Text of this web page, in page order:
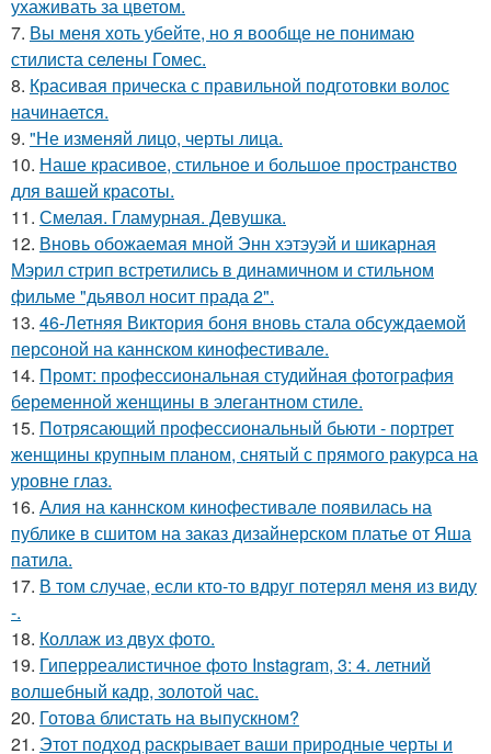
ухаживать за цветом.
7. Вы меня хоть убейте, но я вообще не понимаю
стилиста селены Гомес.
8. Красивая прическа с правильной подготовки волос
начинается.
9. "Не изменяй лицо, черты лица.
10. Наше красивое, стильное и большое пространство
для вашей красоты.
11. Смелая. Гламурная. Девушка.
12. Вновь обожаемая мной Энн хэтэуэй и шикарная
Мэрил стрип встретились в динамичном и стильном
фильме "дьявол носит прада 2".
13. 46-Летняя Виктория боня вновь стала обсуждаемой
персоной на каннском кинофестивале.
14. Промт: профессиональная студийная фотография
беременной женщины в элегантном стиле.
15. Потрясающий профессиональный бьюти - портрет
женщины крупным планом, снятый с прямого ракурса на
уровне глаз.
16. Алия на каннском кинофестивале появилась на
публике в сшитом на заказ дизайнерском платье от Яша
патила.
17. В том случае, если кто-то вдруг потерял меня из виду
-.
18. Коллаж из двух фото.
19. Гиперреалистичное фото Instagram, 3: 4. летний
волшебный кадр, золотой час.
20. Готова блистать на выпускном?
21. Этот подход раскрывает ваши природные черты и